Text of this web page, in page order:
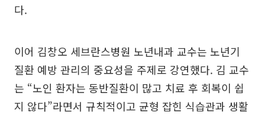
다.
이어 김창오 세브란스병원 노년내과 교수는 노년기
질환 예방 관리의 중요성을 주제로 강연했다. 김 교수
는 “노인 환자는 동반질환이 많고 치료 후 회복이 쉽
지 않다”라면서 규칙적이고 균형 잡힌 식습관과 생활